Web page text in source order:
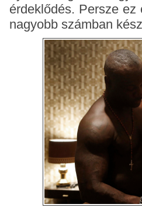
érdeklődés. Persze
nagyobb számban